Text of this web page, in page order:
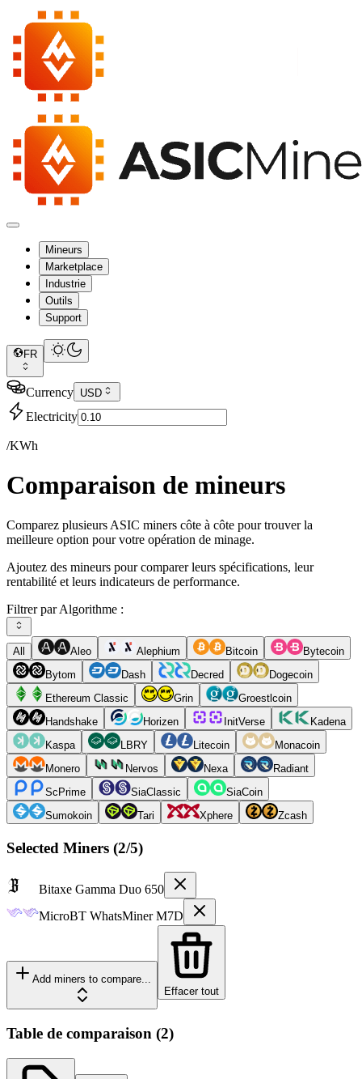
Mineurs
Marketplace
Industrie
Outils
Support
FR
Currency USD
Electricity
/KWh
Comparaison de mineurs
Comparez plusieurs ASIC miners côte à côte pour trouver la
meilleure option pour votre opération de minage.
Ajoutez des mineurs pour comparer leurs spécifications, leur
rentabilité et leurs indicateurs de performance.
Filtrer par Algorithme :
All Aleo Alephium Bitcoin
Bytecoin
Bytom
Dash Decred
Dogecoin
Ethereum Classic
Grin
Groestlcoin
Handshake
Horizen InitVerse
Kadena
Kaspa
LBRY Litecoin
Monacoin
Monero
Nervos Nexa
Radiant
ScPrime
SiaClassic
SiaCoin
Sumokoin
Tari Xphere Zcash
Selected Miners (2/5)
Bitaxe Gamma Duo 650
MicroBT WhatsMiner M7D
Add miners to compare...
Effacer tout
Table de comparaison (2)